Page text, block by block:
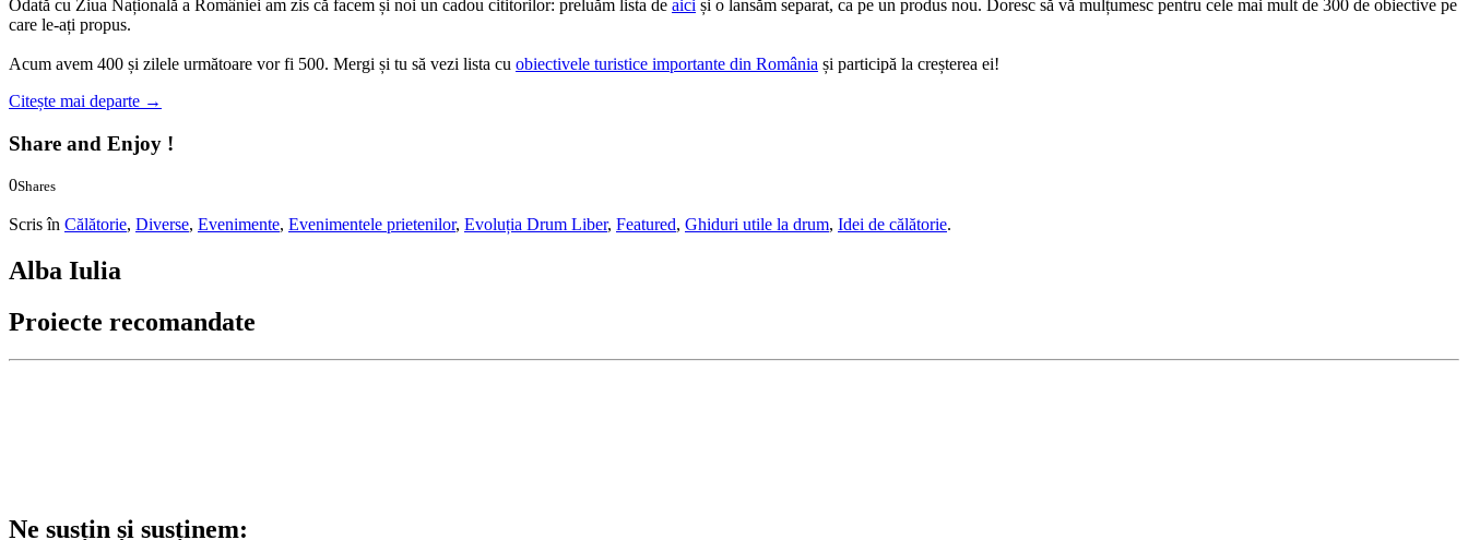
Odată cu Ziua Națională a României am zis că facem și noi un cadou cititorilor: preluăm lista de aici și o lansăm separat, ca pe un produs nou. Doresc să vă mulțumesc pentru cele mai mult de 300 de obiective pe
care le-ați propus.
Acum avem 400 și zilele următoare vor fi 500. Mergi și tu să vezi lista cu obiectivele turistice importante din România și participă la creșterea ei!
Citește mai departe →
Share and Enjoy !
0Shares
Scris în Călătorie, Diverse, Evenimente, Evenimentele prietenilor, Evoluția Drum Liber, Featured, Ghiduri utile la drum, Idei de călătorie.
Alba Iulia
Proiecte recomandate
Ne susțin și susținem: